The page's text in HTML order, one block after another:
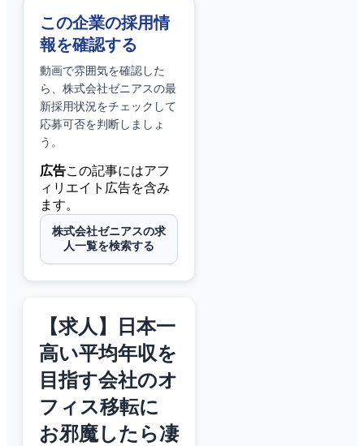
この企業の採用情
報を確認する
動画で雰囲気を確認した
ら、 株式会社ゼニアスの最
新採用状況をチェックして
応募可否を判断しましょ
う。
広告この記事にはアフ
ィリエイト広告を含み
ます。
株式会社ゼニアスの求
人一覧を検索する
【求人】日本一
高い平均年収を
目指す会社のオ
フィス移転に
お邪魔したら凄